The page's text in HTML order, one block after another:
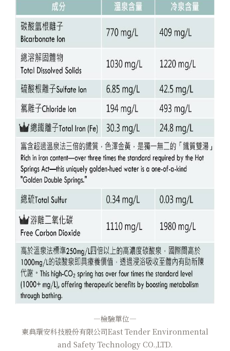
—檢驗單位—
東典環安科技股份有限公司East Tender Environmental
and Safety Technology CO.,LTD.